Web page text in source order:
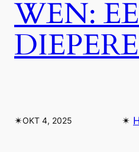
WEN:
✴︎OKT 4, 2025 ✴︎